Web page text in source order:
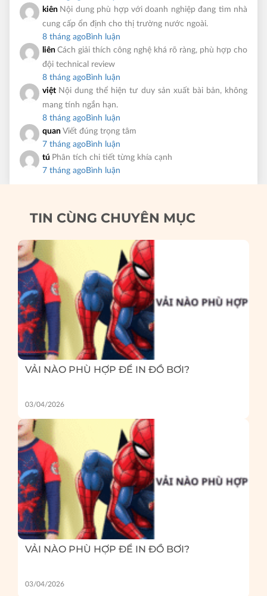
kiên Nội dung phù hợp với doanh nghiệp đang tìm nhà
cung cấp ổn định cho thị trường nước ngoài.
8 tháng agoBình luận
liên Cách giải thích công nghệ khá rõ ràng, phù hợp cho
đội technical review
8 tháng agoBình luận
việt Nội dung thể hiện tư duy sản xuất bài bản, không
mang tính ngắn hạn.
8 tháng agoBình luận
quan Viết đúng trọng tâm
7 tháng agoBình luận
tú Phân tích chi tiết từng khía cạnh
7 tháng agoBình luận
TIN CÙNG CHUYÊN MỤC
VẢI NÀO PHÙ HỢP ĐỂ IN ĐỒ BƠI?
03/04/2026
VẢI NÀO PHÙ HỢP ĐỂ IN ĐỒ BƠI?
03/04/2026